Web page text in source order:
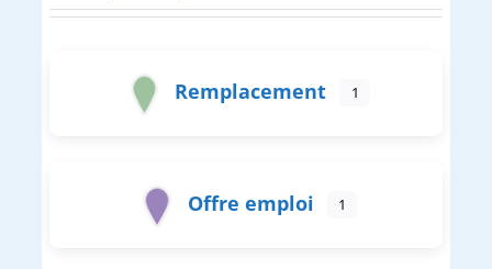
Remplacement 1
Offre emploi 1